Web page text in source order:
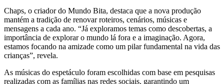
Chaps, o criador do Mundo Bita, destaca que a nova produção
mantém a tradição de renovar roteiros, cenários, músicas e
mensagens a cada ano. “Já exploramos temas como descobertas, a
importância de explorar o mundo lá fora e a imaginação. Agora,
estamos focando na amizade como um pilar fundamental na vida das
crianças”, revela.
As músicas do espetáculo foram escolhidas com base em pesquisas
realizadas com as famílias nas redes sociais, garantindo um